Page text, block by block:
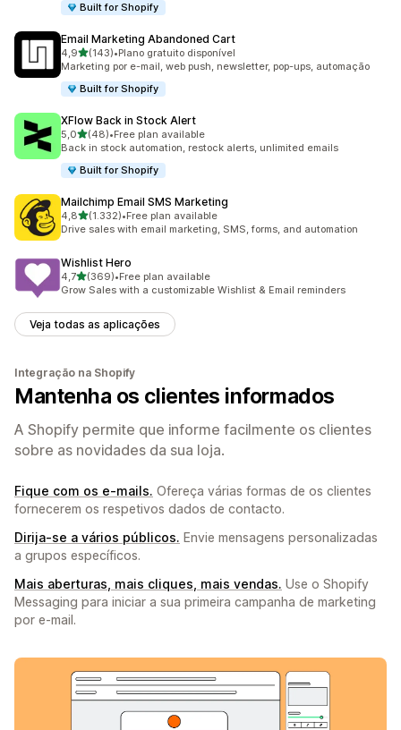
Built for Shopify
Email Marketing Abandoned Cart
4,9de 5 estrelas
(143)
143 total de avaliações
•Plano gratuito disponível
Marketing por e-mail, web push, newsletter, pop-ups, automação
Built for Shopify
XFlow Back in Stock Alert
5,0de 5 estrelas
(48)
48 total de avaliações
•Free plan available
Back in stock automation, restock alerts, unlimited emails
Built for Shopify
Mailchimp Email SMS Marketing
4,8de 5 estrelas
(1.332)
1332 total de avaliações
•Free plan available
Drive sales with email marketing, SMS, forms, and automation
Wishlist Hero
4,7de 5 estrelas
(369)
369 total de avaliações
•Free plan available
Grow Sales with a customizable Wishlist & Email reminders
Veja todas as aplicações
Integração na Shopify
Mantenha os clientes informados
A Shopify permite que informe facilmente os clientes
sobre as novidades da sua loja.
Fique com os e-mails. Ofereça várias formas de os clientes
fornecerem os respetivos dados de contacto.
Dirija-se a vários públicos. Envie mensagens personalizadas
a grupos específicos.
Mais aberturas, mais cliques, mais vendas. Use o Shopify
Messaging para iniciar a sua primeira campanha de marketing
por e-mail.